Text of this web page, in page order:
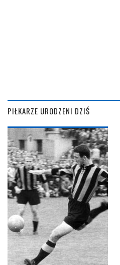
PIŁKARZE URODZENI DZIŚ